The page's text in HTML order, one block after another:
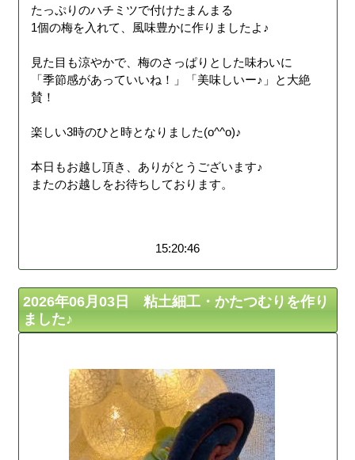
たっぷりのハチミツで付けたまんまる
1個の梅を入れて、風味豊かに作りましたよ♪
見た目も涼やかで、梅のさっぱりとした味わいに
「季節感があっていいね！」「美味しいー♪」と大絶
賛！
楽しい3時のひと時となりました(o^^o)♪
本日もお越し頂き、ありがとうございます♪
またのお越しをお待ちしております。
15:20:46
2026年06月03日 粘土細工・かたつむりを作り
ました♪